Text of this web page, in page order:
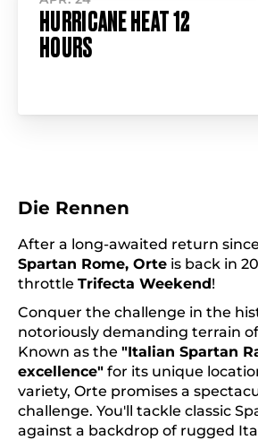
HURRICANE HEAT 12
HOURS
Die Rennen
After a long-awaited return
Spartan Rome, Orte is back in
throttle Trifecta Weekend!
Conquer the challenge in the
notoriously demanding terrain
Known as the "Italian Spartan
excellence" for its unique
variety, Orte promises a
challenge. You'll tackle classic
against a backdrop of rugged